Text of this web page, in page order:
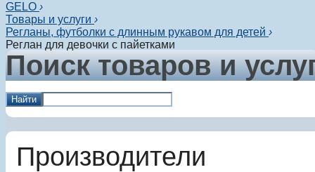
GELO ›
Товары и услуги ›
Регланы, футболки с длинным рукавом для детей ›
Реглан для девочки с пайетками
Поиск товаров и
Найти
Производители